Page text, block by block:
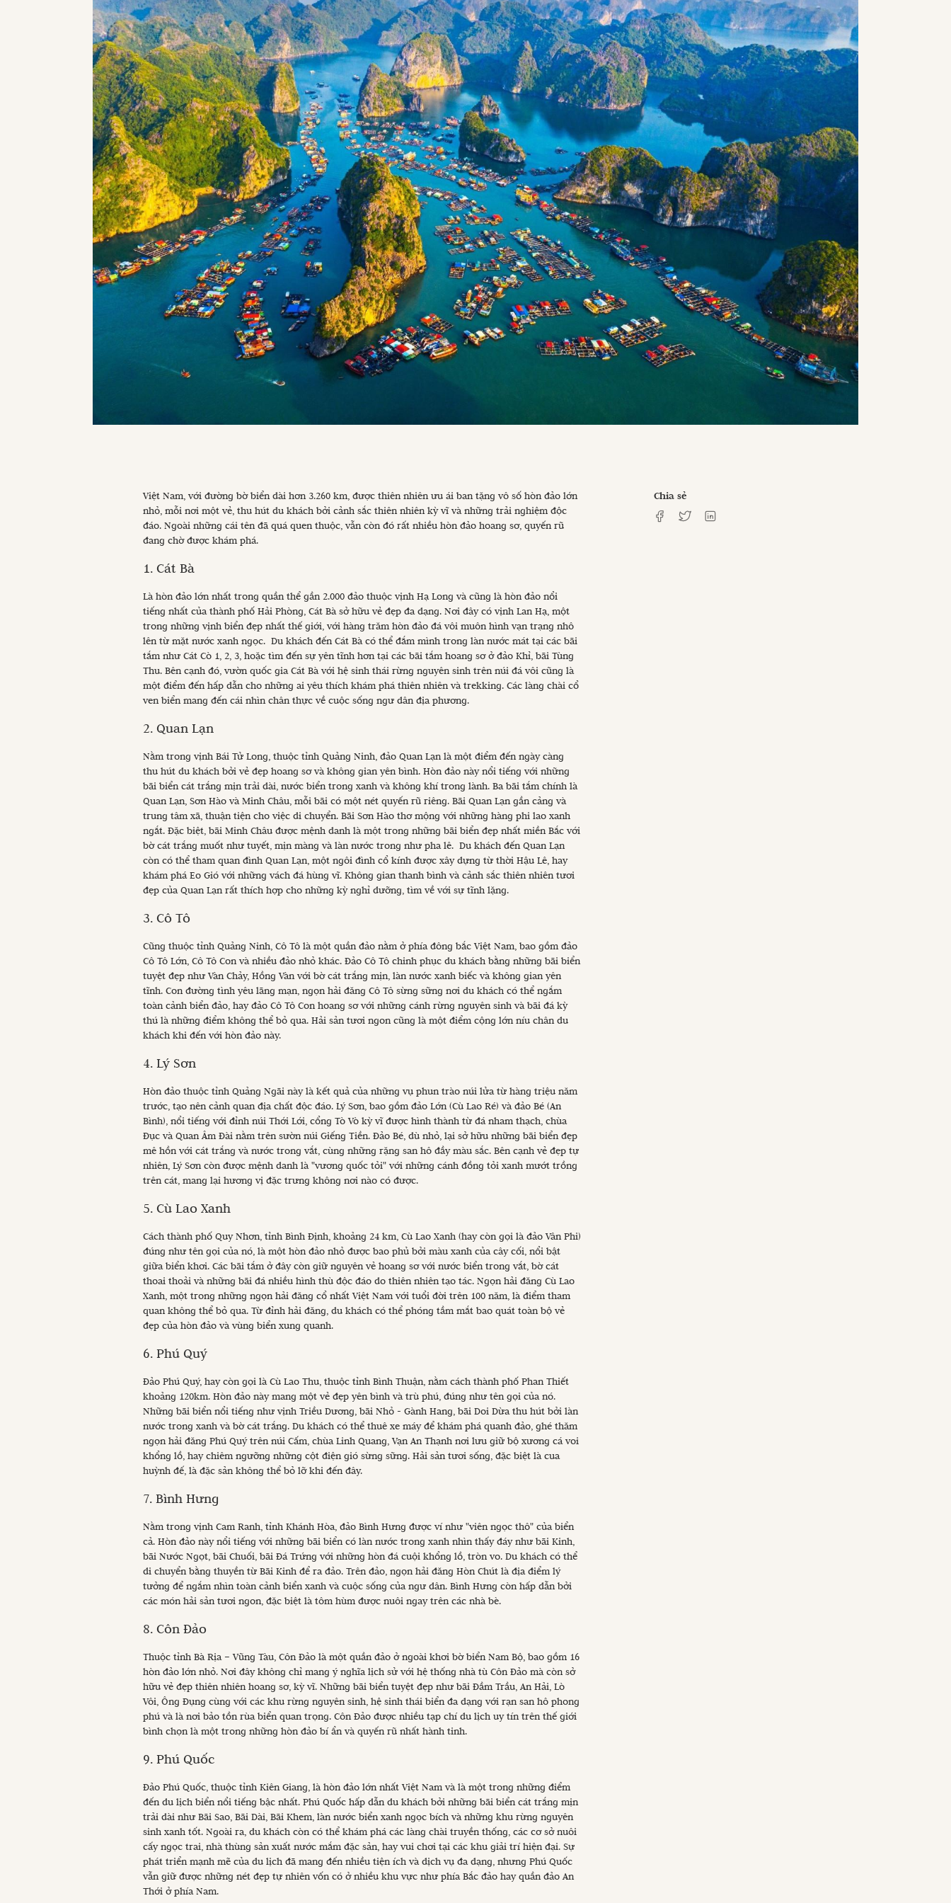
Việt Nam, với đường bờ biển dài hơn 3.260 km, được thiên nhiên ưu ái ban tặng vô số hòn đảo lớn
nhỏ, mỗi nơi một vẻ, thu hút du khách bởi cảnh sắc thiên nhiên kỳ vĩ và những trải nghiệm độc
đáo. Ngoài những cái tên đã quá quen thuộc, vẫn còn đó rất nhiều hòn đảo hoang sơ, quyến rũ
đang chờ được khám phá.
1. Cát Bà
Là hòn đảo lớn nhất trong quần thể gần 2.000 đảo thuộc vịnh Hạ Long và cũng là hòn đảo nổi
tiếng nhất của thành phố Hải Phòng, Cát Bà sở hữu vẻ đẹp đa dạng. Nơi đây có vịnh Lan Hạ, một
trong những vịnh biển đẹp nhất thế giới, với hàng trăm hòn đảo đá vôi muôn hình vạn trạng nhô
lên từ mặt nước xanh ngọc. Du khách đến Cát Bà có thể đắm mình trong làn nước mát tại các bãi
tắm như Cát Cò 1, 2, 3, hoặc tìm đến sự yên tĩnh hơn tại các bãi tắm hoang sơ ở đảo Khỉ, bãi Tùng
Thu. Bên cạnh đó, vườn quốc gia Cát Bà với hệ sinh thái rừng nguyên sinh trên núi đá vôi cũng là
một điểm đến hấp dẫn cho những ai yêu thích khám phá thiên nhiên và trekking. Các làng chài cổ
ven biển mang đến cái nhìn chân thực về cuộc sống ngư dân địa phương.
2. Quan Lạn
Nằm trong vịnh Bái Tử Long, thuộc tỉnh Quảng Ninh, đảo Quan Lạn là một điểm đến ngày càng
thu hút du khách bởi vẻ đẹp hoang sơ và không gian yên bình. Hòn đảo này nổi tiếng với những
bãi biển cát trắng mịn trải dài, nước biển trong xanh và không khí trong lành. Ba bãi tắm chính là
Quan Lạn, Sơn Hào và Minh Châu, mỗi bãi có một nét quyến rũ riêng. Bãi Quan Lạn gần cảng và
trung tâm xã, thuận tiện cho việc di chuyển. Bãi Sơn Hào thơ mộng với những hàng phi lao xanh
ngắt. Đặc biệt, bãi Minh Châu được mệnh danh là một trong những bãi biển đẹp nhất miền Bắc với
bờ cát trắng muốt như tuyết, mịn màng và làn nước trong như pha lê. Du khách đến Quan Lạn
còn có thể tham quan đình Quan Lạn, một ngôi đình cổ kính được xây dựng từ thời Hậu Lê, hay
khám phá Eo Gió với những vách đá hùng vĩ. Không gian thanh bình và cảnh sắc thiên nhiên tươi
đẹp của Quan Lạn rất thích hợp cho những kỳ nghỉ dưỡng, tìm về với sự tĩnh lặng.
3. Cô Tô
Cũng thuộc tỉnh Quảng Ninh, Cô Tô là một quần đảo nằm ở phía đông bắc Việt Nam, bao gồm đảo
Cô Tô Lớn, Cô Tô Con và nhiều đảo nhỏ khác. Đảo Cô Tô chinh phục du khách bằng những bãi biển
tuyệt đẹp như Vàn Chảy, Hồng Vàn với bờ cát trắng mịn, làn nước xanh biếc và không gian yên
tĩnh. Con đường tình yêu lãng mạn, ngọn hải đăng Cô Tô sừng sững nơi du khách có thể ngắm
toàn cảnh biển đảo, hay đảo Cô Tô Con hoang sơ với những cánh rừng nguyên sinh và bãi đá kỳ
thú là những điểm không thể bỏ qua. Hải sản tươi ngon cũng là một điểm cộng lớn níu chân du
khách khi đến với hòn đảo này.
4. Lý Sơn
Hòn đảo thuộc tỉnh Quảng Ngãi này là kết quả của những vụ phun trào núi lửa từ hàng triệu năm
trước, tạo nên cảnh quan địa chất độc đáo. Lý Sơn, bao gồm đảo Lớn (Cù Lao Ré) và đảo Bé (An
Bình), nổi tiếng với đỉnh núi Thới Lới, cổng Tò Vò kỳ vĩ được hình thành từ đá nham thạch, chùa
Đục và Quan Âm Đài nằm trên sườn núi Giếng Tiền. Đảo Bé, dù nhỏ, lại sở hữu những bãi biển đẹp
mê hồn với cát trắng và nước trong vắt, cùng những rặng san hô đầy màu sắc. Bên cạnh vẻ đẹp tự
nhiên, Lý Sơn còn được mệnh danh là "vương quốc tỏi" với những cánh đồng tỏi xanh mướt trồng
trên cát, mang lại hương vị đặc trưng không nơi nào có được.
5. Cù Lao Xanh
Cách thành phố Quy Nhơn, tỉnh Bình Định, khoảng 24 km, Cù Lao Xanh (hay còn gọi là đảo Vân Phi)
đúng như tên gọi của nó, là một hòn đảo nhỏ được bao phủ bởi màu xanh của cây cối, nổi bật
giữa biển khơi. Các bãi tắm ở đây còn giữ nguyên vẻ hoang sơ với nước biển trong vắt, bờ cát
thoai thoải và những bãi đá nhiều hình thù độc đáo do thiên nhiên tạo tác. Ngọn hải đăng Cù Lao
Xanh, một trong những ngọn hải đăng cổ nhất Việt Nam với tuổi đời trên 100 năm, là điểm tham
quan không thể bỏ qua. Từ đỉnh hải đăng, du khách có thể phóng tầm mắt bao quát toàn bộ vẻ
đẹp của hòn đảo và vùng biển xung quanh.
6. Phú Quý
Đảo Phú Quý, hay còn gọi là Cù Lao Thu, thuộc tỉnh Bình Thuận, nằm cách thành phố Phan Thiết
khoảng 120km. Hòn đảo này mang một vẻ đẹp yên bình và trù phú, đúng như tên gọi của nó.
Những bãi biển nổi tiếng như vịnh Triều Dương, bãi Nhỏ - Gành Hang, bãi Doi Dừa thu hút bởi làn
nước trong xanh và bờ cát trắng. Du khách có thể thuê xe máy để khám phá quanh đảo, ghé thăm
ngọn hải đăng Phú Quý trên núi Cấm, chùa Linh Quang, Vạn An Thạnh nơi lưu giữ bộ xương cá voi
khổng lồ, hay chiêm ngưỡng những cột điện gió sừng sững. Hải sản tươi sống, đặc biệt là cua
huỳnh đế, là đặc sản không thể bỏ lỡ khi đến đây.
7. Bình Hưng
Nằm trong vịnh Cam Ranh, tỉnh Khánh Hòa, đảo Bình Hưng được ví như "viên ngọc thô" của biển
cả. Hòn đảo này nổi tiếng với những bãi biển có làn nước trong xanh nhìn thấy đáy như bãi Kinh,
bãi Nước Ngọt, bãi Chuối, bãi Đá Trứng với những hòn đá cuội khổng lồ, tròn vo. Du khách có thể
di chuyển bằng thuyền từ Bãi Kinh để ra đảo. Trên đảo, ngọn hải đăng Hòn Chút là địa điểm lý
tưởng để ngắm nhìn toàn cảnh biển xanh và cuộc sống của ngư dân. Bình Hưng còn hấp dẫn bởi
các món hải sản tươi ngon, đặc biệt là tôm hùm được nuôi ngay trên các nhà bè.
8. Côn Đảo
Thuộc tỉnh Bà Rịa – Vũng Tàu, Côn Đảo là một quần đảo ở ngoài khơi bờ biển Nam Bộ, bao gồm 16
hòn đảo lớn nhỏ. Nơi đây không chỉ mang ý nghĩa lịch sử với hệ thống nhà tù Côn Đảo mà còn sở
hữu vẻ đẹp thiên nhiên hoang sơ, kỳ vĩ. Những bãi biển tuyệt đẹp như bãi Đầm Trầu, An Hải, Lò
Vôi, Ông Đụng cùng với các khu rừng nguyên sinh, hệ sinh thái biển đa dạng với rạn san hô phong
phú và là nơi bảo tồn rùa biển quan trọng. Côn Đảo được nhiều tạp chí du lịch uy tín trên thế giới
bình chọn là một trong những hòn đảo bí ẩn và quyến rũ nhất hành tinh.
9. Phú Quốc
Đảo Phú Quốc, thuộc tỉnh Kiên Giang, là hòn đảo lớn nhất Việt Nam và là một trong những điểm
đến du lịch biển nổi tiếng bậc nhất. Phú Quốc hấp dẫn du khách bởi những bãi biển cát trắng mịn
trải dài như Bãi Sao, Bãi Dài, Bãi Khem, làn nước biển xanh ngọc bích và những khu rừng nguyên
sinh xanh tốt. Ngoài ra, du khách còn có thể khám phá các làng chài truyền thống, các cơ sở nuôi
cấy ngọc trai, nhà thùng sản xuất nước mắm đặc sản, hay vui chơi tại các khu giải trí hiện đại. Sự
phát triển mạnh mẽ của du lịch đã mang đến nhiều tiện ích và dịch vụ đa dạng, nhưng Phú Quốc
vẫn giữ được những nét đẹp tự nhiên vốn có ở nhiều khu vực như phía Bắc đảo hay quần đảo An
Thới ở phía Nam.
Chia sẻ